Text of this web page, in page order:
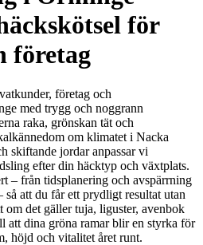
för
företag
företag och
med trygg och noggrann
raka, grönskan tät och
om klimatet i Nacka
skiftande jordar anpassar vi
efter din häcktyp och växtplats.
– från tidsplanering och avspärrning
att du får ett prydligt resultat utan
om det gäller tuja, liguster, avenbok
att dina gröna ramar blir en styrka för
höjd och vitalitet året runt.